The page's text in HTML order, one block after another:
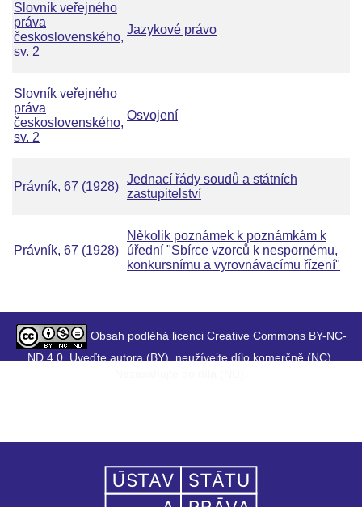
Slovník veřejného
práva
československého,
sv. 2
Jazykové právo
Slovník veřejného
práva
československého,
sv. 2
Osvojení
Právník, 67 (1928)
Jednací řády soudů a státních
zastupitelství
Právník, 67 (1928)
Několik poznámek k poznámkám k
úřední "Sbírce vzorců k nespornému,
konkursnímu a vyrovnávacímu řízení"
Obsah podléhá licenci Creative Commons BY-NC-
ND 4.0. Uveďte autora (BY), neužívejte dílo komerčně (NC),